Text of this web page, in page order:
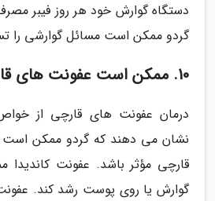
دستگاه گوارش خود هر روز فیبر
گردو ممکن است مسائل گوارشی را
10. ممکن است عفونت های قارچی را درمان کند
درمان عفونت های قارچی از
نشان می دهند که گردو ممکن است
قارچی مؤثر باشد. عفونت
گوارش یا روی پوست رشد کند.